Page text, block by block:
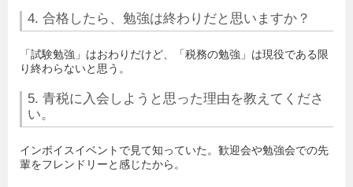
4. 合格したら、勉強は終わりだと思いますか？
「試験勉強」はおわりだけど、「税務の勉強」は現役である限
り終わらないと思う。
5. 青税に入会しようと思った理由を教えてくださ
い。
インボイスイベントで見て知っていた。歓迎会や勉強会での先
輩をフレンドリーと感じたから。